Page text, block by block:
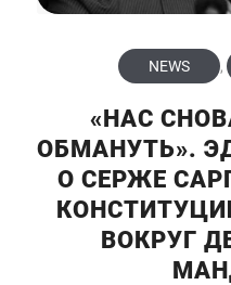
«НАС
ОБМАНУТЬ».
О СЕРЖЕ
ВОКРУГ
NEWS ,